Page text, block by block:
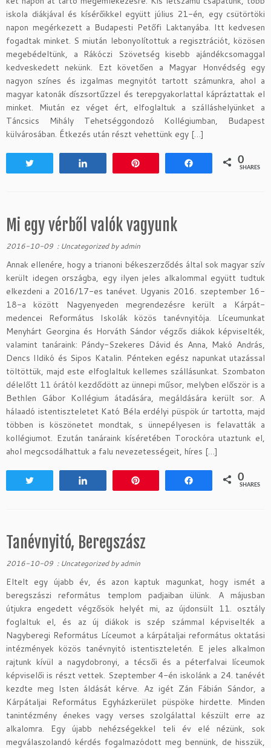
iskola diákjával és kísérőikkel együtt július 21-én, egy csütörtöki
napon megérkezett a Budapesti Petőfi Laktanyába. Itt kedvesen
fogadtak minket. S miután lebonyolítottuk a regisztrációt, közösen
megebédeltünk, a Rákóczi Szövetség kisebb ajándékcsomaggal
kedveskedett nekünk. Ezt követően a Magyar Honvédség egy
nagyon színes és izgalmas megnyitót tartott számunkra, ahol a
magyar katonák díszsortűzzel és terepgyakorlattal kápráztattak el
minket. Miután ez véget ért, elfoglaltuk a szálláshelyünket a
Táncsics Mihály Tehetséggondozó Kollégiumban, Budapest
külvárosában. Étkezés után részt vehettünk egy […]
0
SHARES
Mi egy vérből valók vagyunk
2016-10-09 : Uncategorizedbyadmin
Annak ellenére, hogy a trianoni békeszerződés által sok magyar szív
került idegen országba, egy ilyen jeles alkalommal együtt tudtuk
elkezdeni a 2016/17-es tanévet. Ugyanis 2016. szeptember 16-
18-a között Nagyenyeden megrendezésre került a Kárpát-
medencei Református Iskolák közös tanévnyitója. Líceumunkat
Menyhárt Georgina és Horváth Sándor végzős diákok képviselték,
valamint tanáraink: Pándy-Szekeres Dávid és Anna, Makó András,
Dencs Ildikó és Sipos Katalin. Pénteken egész napunkat utazással
töltöttük, majd este elfoglaltuk kellemes szállásunkat. Szombaton
délelőtt 11 órától kezdődött az ünnepi műsor, melyben először is a
Bethlen Gábor Kollégium átadására, megáldására került sor. A
hálaadó istentiszteletet Kató Béla erdélyi püspök úr tartotta, majd
többen is köszönetet mondtak, s ünnepélyesen is felavatták a
kollégiumot. Ezután tanáraink kíséretében Torockóra utaztunk el,
ahol megcsodálhattuk a falu nevezetességeit, híres […]
0
SHARES
Tanévnyitó, Beregszász
2016-10-09 : Uncategorizedbyadmin
Eltelt egy újabb év, és azon kaptuk magunkat, hogy ismét a
beregszászi református templom padjaiban ülünk. A májusban
útjukra engedett végzősök helyét mi, az újdonsült 11. osztály
foglaltuk el, és az új diákok is szép számmal képviselték a
Nagyberegi Református Líceumot a kárpátaljai református oktatási
intézmények közös tanévnyitó istentiszteletén. E jeles alkalmon
rajtunk kívül a nagydobronyi, a técsői és a péterfalvai líceumok
képviselői is részt vettek. Szeptember 4-én iskolánk a 24. tanévét
kezdte meg Isten áldását kérve. Az igét Zán Fábián Sándor, a
Kárpátaljai Református Egyházkerület püspöke hirdette. Minden
tanintézmény énekes vagy verses szolgálattal készült erre az
alkalomra. Egy újabb nehézségekkel teli év elé nézünk, sok
megválaszolandó kérdés fogalmazódott meg bennünk, de hisszük,